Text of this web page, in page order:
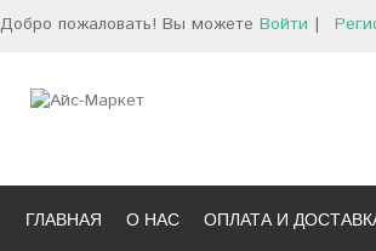
Добро пожаловать! Вы можете Войти |
ГЛАВНАЯ О НАС ОПЛАТА И